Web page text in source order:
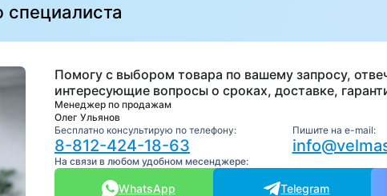
Помогу с выбором товара по вашему запросу,
интересующие вопросы о сроках, доставке,
Менеджер по продажам
Олег Ульянов
Бесплатно консультирую по телефону:
8-812-424-18-63
Пишите на e-mail:
На связи в любом удобном месенджере:
WhatsApp Telegram